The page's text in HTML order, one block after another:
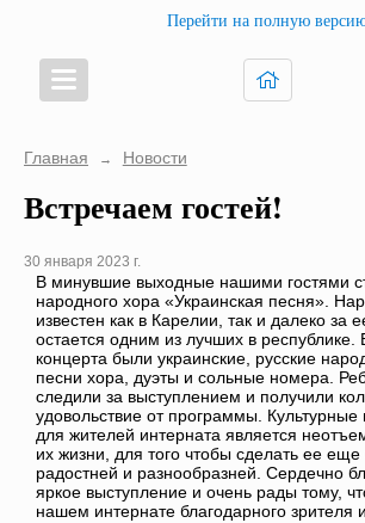
Перейти на полную
Главная → Новости
Встречаем гостей!
30 января 2023 г.
В минувшие выходные нашими гостями
народного хора «Украинская песня».
известен как в Карелии, так и далеко за
остается одним из лучших в
концерта были украинские, русские
песни хора, дуэты и сольные номера.
следили за выступлением и получили
удовольствие от программы.
для жителей интерната является
их жизни, для того чтобы сделать ее
радостней и разнообразней. Сердечно
яркое выступление и очень рады тому,
нашем интернате благодарного зрителя